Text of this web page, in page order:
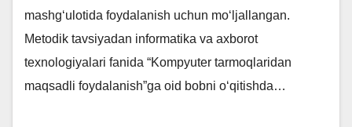
mashgʻulotida foydalanish uchun moʻljallangan.
Metodik tavsiyadan informatika va axborot
texnologiyalari fanida “Kompyuter tarmoqlaridan
maqsadli foydalanish”ga oid bobni oʻqitishda…